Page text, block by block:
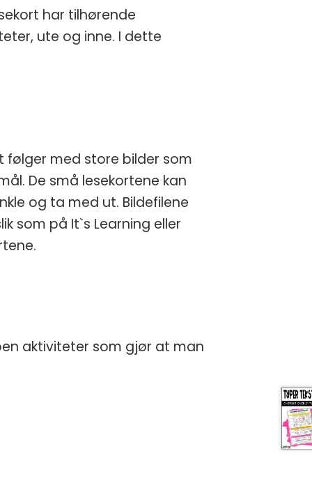
har tilhørende
ute og inne. I dette
med store bilder som
De små lesekortene kan
og ta med ut. Bildefilene
som på It`s Learning eller
aktiviteter som gjør at man